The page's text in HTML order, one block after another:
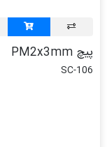
پیچ PM2x3mm
SC-106